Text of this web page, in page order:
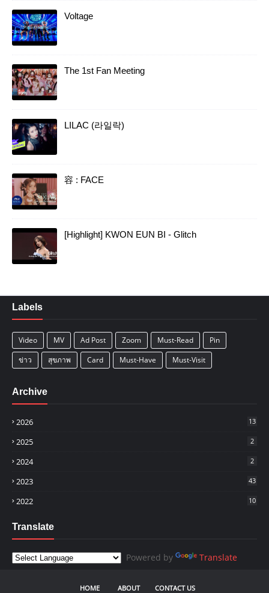
Voltage
The 1st Fan Meeting
LILAC (라일락)
容 : FACE
[Highlight] KWON EUN BI - Glitch
Labels
Video MV Ad Post Zoom Must-Read
Pin
ข่าว
สุขภาพ Card Must-Have Must-Visit
Archive
2026 13
2025 2
2024 2
2023 43
2022 10
Translate
Powered by Translate
HOME ABOUT CONTACT US